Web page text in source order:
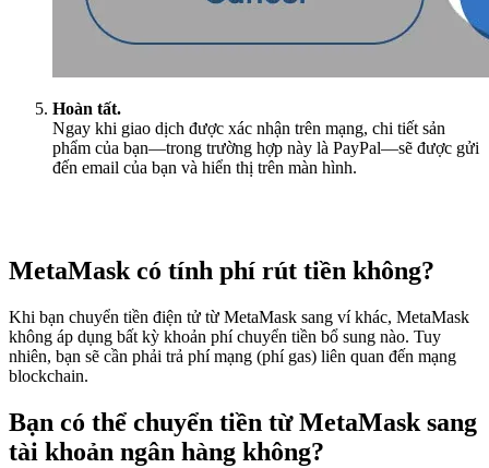
Hoàn tất.
Ngay khi giao dịch được xác nhận trên mạng, chi tiết sản
phẩm của bạn—trong trường hợp này là PayPal—sẽ được gửi
đến email của bạn và hiển thị trên màn hình.
MetaMask có tính phí rút tiền không?
Khi bạn chuyển tiền điện tử từ MetaMask sang ví khác, MetaMask
không áp dụng bất kỳ khoản phí chuyển tiền bổ sung nào. Tuy
nhiên, bạn sẽ cần phải trả phí mạng (phí gas) liên quan đến mạng
blockchain.
Bạn có thể chuyển tiền từ MetaMask sang
tài khoản ngân hàng không?